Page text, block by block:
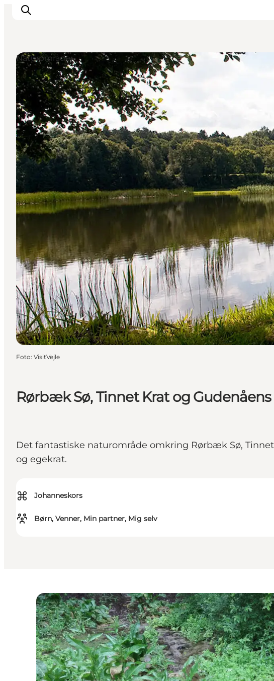
Oplevelser
Det sker
Planlæg dit besøg
Inspiration
Rørbæk Sø, Tinnet Krat og
Det fantastiske naturområde omkring Rørbæk Sø,
og egekrat.
⌘ Johanneskors
Børn, Venner, Min partner, Mig selv
Naturområder
Foto: VisitVejle